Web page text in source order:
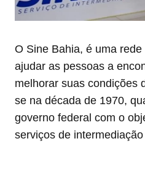
O Sine Bahia, é uma
ajudar as pessoas a
melhorar suas condições
se na década de 1970,
governo federal com o
serviços de